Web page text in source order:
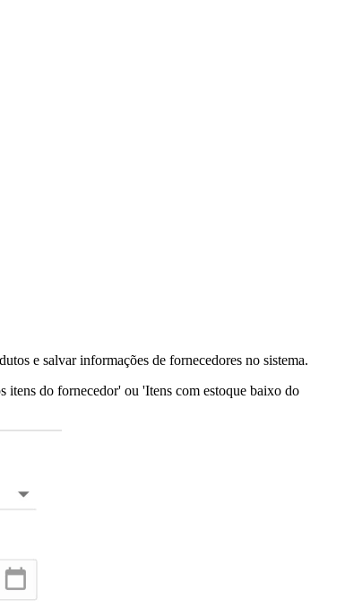
e salvar informações de fornecedores no sistema.
itens do fornecedor' ou 'Itens com estoque baixo do